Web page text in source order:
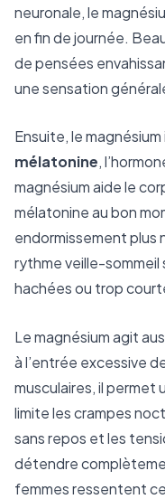
neuronale, le
en fin de journée.
de pensées
une sensation
Ensuite, le
mélatonine,
magnésium aide le
mélatonine au bon
endormissement plus
rythme veille-
hachées ou trop
Le magnésium agit
à l’entrée excessive
musculaires, il permet
limite les crampes
sans repos et les
détendre
femmes ressentent